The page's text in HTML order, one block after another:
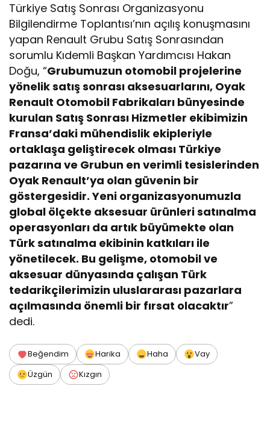
Türkiye Satış Sonrası Organizasyonu
Bilgilendirme Toplantısı’nın açılış konuşmasını
yapan Renault Grubu Satış Sonrasından
sorumlu Kıdemli Başkan Yardımcısı Hakan
Doğu, “Grubumuzun otomobil projelerine
yönelik satış sonrası aksesuarlarını, Oyak
Renault Otomobil Fabrikaları bünyesinde
kurulan Satış Sonrası Hizmetler ekibimizin
Fransa’daki mühendislik ekipleriyle
ortaklaşa geliştirecek olması Türkiye
pazarına ve Grubun en verimli tesislerinden
Oyak Renault’ya olan güvenin bir
göstergesidir. Yeni organizasyonumuzla
global ölçekte aksesuar ürünleri satınalma
operasyonları da artık büyümekte olan
Türk satınalma ekibinin katkıları ile
yönetilecek. Bu gelişme, otomobil ve
aksesuar dünyasında çalışan Türk
tedarikçilerimizin uluslararası pazarlara
açılmasında önemli bir fırsat olacaktır”
dedi.
Beğendim Harika Haha
Vay
Üzgün
Kızgın